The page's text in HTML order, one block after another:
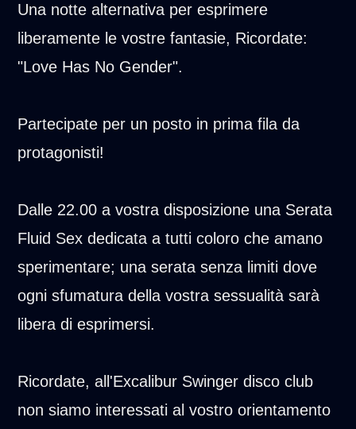
Una notte alternativa per esprimere
liberamente le vostre fantasie, Ricordate:
"Love Has No Gender".
Partecipate per un posto in prima fila da
protagonisti!
Dalle 22.00 a vostra disposizione una Serata
Fluid Sex dedicata a tutti coloro che amano
sperimentare; una serata senza limiti dove
ogni sfumatura della vostra sessualità sarà
libera di esprimersi.
Ricordate, all'Excalibur Swinger disco club
non siamo interessati al vostro orientamento